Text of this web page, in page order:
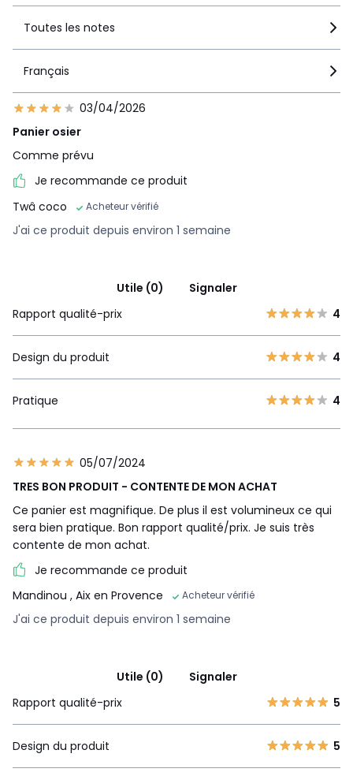
Toutes les notes
Français
03/04/2026
Panier osier
Comme prévu
Je recommande ce produit
Twâ coco
Acheteur vérifié
J'ai ce produit depuis environ 1 semaine
Utile (0)
Signaler
Rapport qualité-prix
4
Design du produit 4
Pratique 4
05/07/2024
TRES BON PRODUIT - CONTENTE DE MON ACHAT
Ce panier est magnifique. De plus il est volumineux ce qui
sera bien pratique. Bon rapport qualité/prix. Je suis très
contente de mon achat.
Je recommande ce produit
Mandinou , Aix en Provence Acheteur vérifié
J'ai ce produit depuis environ 1 semaine
Utile (0)
Signaler
Rapport qualité-prix
5
Design du produit 5